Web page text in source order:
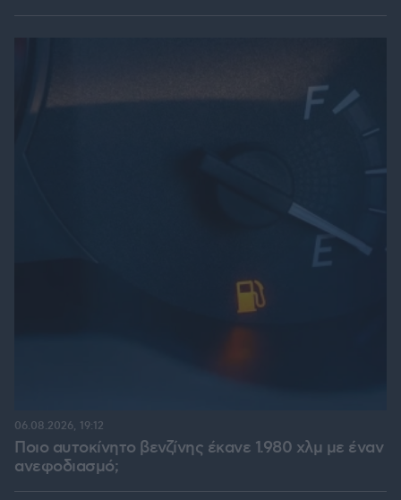
Ποιο αυτοκίνητο βενζίνης έκανε 1.980 χλμ με έναν
ανεφοδιασμό;
06.08.2026, 19:12